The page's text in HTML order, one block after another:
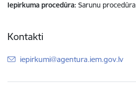
Iepirkuma procedūra Sarunu procedūra
Kontakti
E-pasts:
iepirkumi@agentura.iem.gov.lv